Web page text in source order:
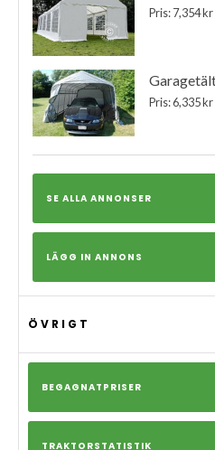
Pris: 7,354 kr
Pris: 6,335 kr
SE ALLA ANNONSER
LÄGG IN ANNONS
ÖVRIGT
BEGAGNATPRISER
TRAKTORSTATISTIK